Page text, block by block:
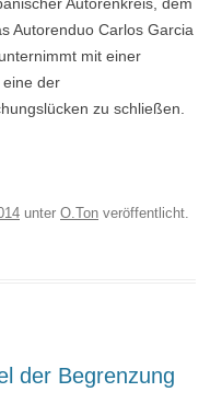
Autorenduo Carlos Garcia
mit einer
eine der
zu schließen.
unter O.Ton veröffentlicht.
der Begrenzung